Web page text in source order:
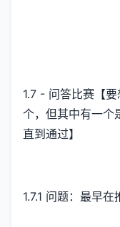
1.7 - 问答比赛【
个，但其中有一个
直到通过】
1.7.1 问题：最早